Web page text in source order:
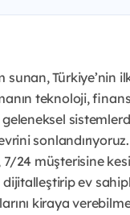
Türkiye’nin
teknoloji,
24 müşterisine
ev
kiraya